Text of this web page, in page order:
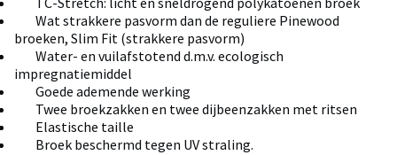
Wat strakkere pasvorm dan de reguliere Pinewood
broeken, Slim Fit (strakkere pasvorm)
Water- en vuilafstotend d.m.v. ecologisch
impregnatiemiddel
Goede ademende werking
Twee broekzakken en twee dijbeenzakken met ritsen
Elastische taille
Broek beschermd tegen UV straling.